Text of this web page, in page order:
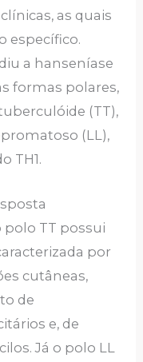
as quais
específico.
a hanseníase
formas polares,
(TT),
(LL),
TH1.
TT possui
por
cutâneas,
de
e, de
Já o polo LL